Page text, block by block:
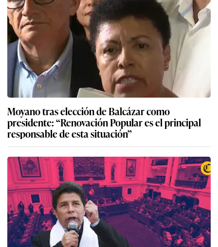
Moyano tras elección de Balcázar como
presidente: “Renovación Popular es el principal
responsable de esta situación”